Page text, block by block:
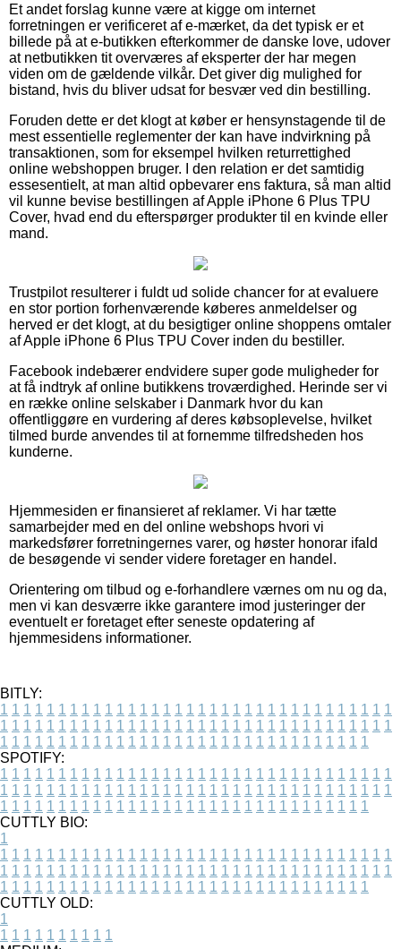
Et andet forslag kunne være at kigge om internet
forretningen er verificeret af e-mærket, da det typisk er et
billede på at e-butikken efterkommer de danske love, udover
at netbutikken tit overværes af eksperter der har megen
viden om de gældende vilkår. Det giver dig mulighed for
bistand, hvis du bliver udsat for besvær ved din bestilling.
Foruden dette er det klogt at køber er hensynstagende til de
mest essentielle reglementer der kan have indvirkning på
transaktionen, som for eksempel hvilken returrettighed
online webshoppen bruger. I den relation er det samtidig
essesentielt, at man altid opbevarer ens faktura, så man altid
vil kunne bevise bestillingen af Apple iPhone 6 Plus TPU
Cover, hvad end du efterspørger produkter til en kvinde eller
mand.
Trustpilot resulterer i fuldt ud solide chancer for at evaluere
en stor portion forhenværende køberes anmeldelser og
herved er det klogt, at du besigtiger online shoppens omtaler
af Apple iPhone 6 Plus TPU Cover inden du bestiller.
Facebook indebærer endvidere super gode muligheder for
at få indtryk af online butikkens troværdighed. Herinde ser vi
en række online selskaber i Danmark hvor du kan
offentliggøre en vurdering af deres købsoplevelse, hvilket
tilmed burde anvendes til at fornemme tilfredsheden hos
kunderne.
Hjemmesiden er finansieret af reklamer. Vi har tætte
samarbejder med en del online webshops hvori vi
markedsfører forretningernes varer, og høster honorar ifald
de besøgende vi sender videre foretager en handel.
Orientering om tilbud og e-forhandlere værnes om nu og da,
men vi kan desværre ikke garantere imod justeringer der
eventuelt er foretaget efter seneste opdatering af
hjemmesidens informationer.
BITLY:
1 1 1 1 1 1 1 1 1 1 1 1 1 1 1 1 1 1 1 1 1 1 1 1 1 1 1 1 1 1 1 1 1 1
1 1 1 1 1 1 1 1 1 1 1 1 1 1 1 1 1 1 1 1 1 1 1 1 1 1 1 1 1 1 1 1 1 1
1 1 1 1 1 1 1 1 1 1 1 1 1 1 1 1 1 1 1 1 1 1 1 1 1 1 1 1 1 1 1 1
SPOTIFY:
1 1 1 1 1 1 1 1 1 1 1 1 1 1 1 1 1 1 1 1 1 1 1 1 1 1 1 1 1 1 1 1 1 1
1 1 1 1 1 1 1 1 1 1 1 1 1 1 1 1 1 1 1 1 1 1 1 1 1 1 1 1 1 1 1 1 1 1
1 1 1 1 1 1 1 1 1 1 1 1 1 1 1 1 1 1 1 1 1 1 1 1 1 1 1 1 1 1 1 1
CUTTLY BIO:
1
1 1 1 1 1 1 1 1 1 1 1 1 1 1 1 1 1 1 1 1 1 1 1 1 1 1 1 1 1 1 1 1 1 1
1 1 1 1 1 1 1 1 1 1 1 1 1 1 1 1 1 1 1 1 1 1 1 1 1 1 1 1 1 1 1 1 1 1
1 1 1 1 1 1 1 1 1 1 1 1 1 1 1 1 1 1 1 1 1 1 1 1 1 1 1 1 1 1 1 1
CUTTLY OLD:
1
1 1 1 1 1 1 1 1 1 1